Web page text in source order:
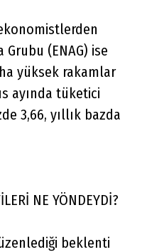
(ENAG) ise
yüksek rakamlar
ayında tüketici
3,66, yıllık bazda
NE YÖNDEYDİ?
beklenti